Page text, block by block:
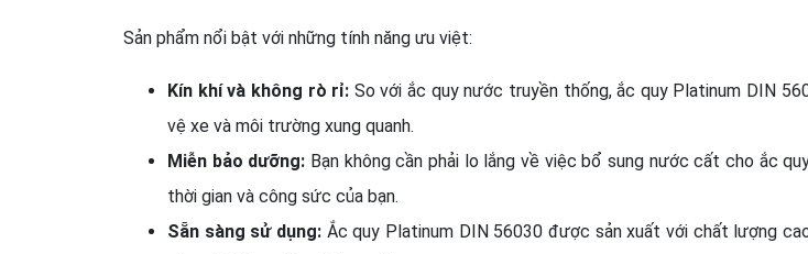
Sản phẩm nổi bật với những tính năng ưu việt:
Kín khí và không rò rỉ: So với ắc quy nước truyền thống, ắc quy Platinum DIN
vệ xe và môi trường xung quanh.
Miễn bảo dưỡng: Bạn không cần phải lo lắng về việc bổ sung nước cất cho ắc
thời gian và công sức của bạn.
Sẵn sàng sử dụng: Ắc quy Platinum DIN 56030 được sản xuất với chất lượng